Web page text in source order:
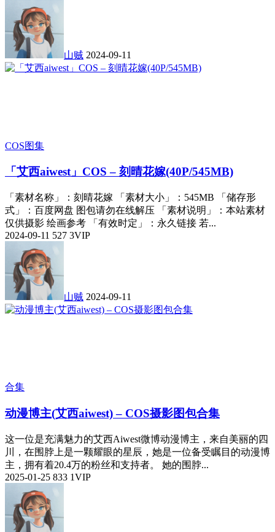
山贼 2024-09-11
COS图集
「艾西aiwest」COS – 刻晴花嫁(40P/545MB)
「素材名称」：刻晴花嫁 「素材大小」：545MB 「储存形
式」：百度网盘 图包请勿在线解压 「素材说明」：本站素材
仅供摄影 绘画参考 「有效时定」：永久链接 若...
2024-09-11 527 3VIP
山贼 2024-09-11
合集
动漫博主(艾西aiwest) – COS摄影图包合集
这一位是充满魅力的艾西Aiwest微博动漫博主，来自美丽的四
川，在围脖上是一颗耀眼的星辰，她是一位备受瞩目的动漫博
主，拥有着20.4万的粉丝和支持者。 她的围脖...
2025-01-25 833 1VIP